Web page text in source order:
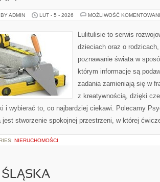
ADMIN LUT - 5 - 2026 MOŻLIWOŚĆ
Lulitulisie to serwis
dzieciach oraz o
poznawanie świata w
którym informacje są
zadania zamieniają się w
z kreatywnością, dzięki
i wybierać to, co najbardziej ciekawi. Polecamy
jest stworzenie spokojnej przestrzeni, w której
NIERUCHOMOŚCI
ŚLĄSKA